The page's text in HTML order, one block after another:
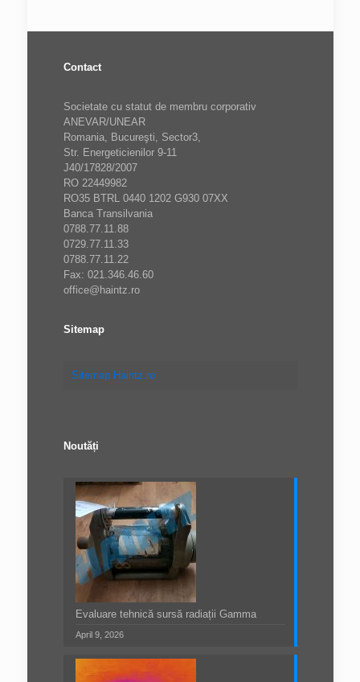
Contact
Societate cu statut de membru corporativ
ANEVAR/UNEAR
Romania, Bucureşti, Sector3,
Str. Energeticienilor 9-11
J40/17828/2007
RO 22449982
RO35 BTRL 0440 1202 G930 07XX
Banca Transilvania
0788.77.11.88
0729.77.11.33
0788.77.11.22
Fax: 021.346.46.60
office@haintz.ro
Sitemap
Sitemap Haintz.ro
Noutăți
Evaluare tehnică sursă radiații Gamma
April 9, 2026